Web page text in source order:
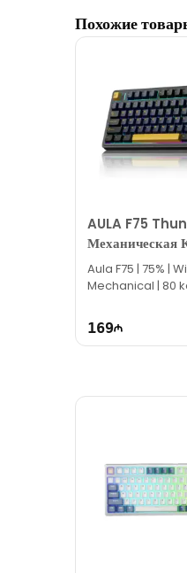
Модель
По всем
Если вам
Мы всегда
Вне рабочего
Похожие
AULA F75
Механическая
Aula F75 | 75% |
Mechanical | 80
169